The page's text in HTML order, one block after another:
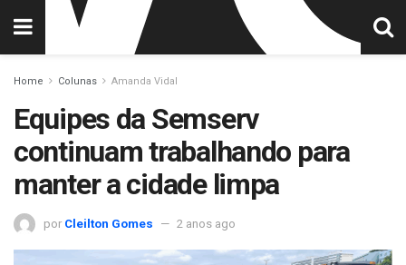
Home Colunas Amanda Vidal
Equipes da Semserv
continuam trabalhando para
manter a cidade limpa
por Cleilton Gomes 2 anos ago